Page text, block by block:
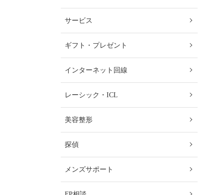
サービス
ギフト・プレゼント
インターネット回線
レーシック・ICL
美容整形
探偵
メンズサポート